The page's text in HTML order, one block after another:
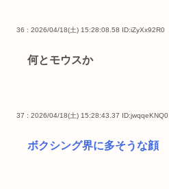
36 : 2026/04/18(土) 15:28:08.58 ID:iZyXx92R0
何とモウスか
37 : 2026/04/18(土) 15:28:43.37 ID:jwqqeKNQ0
ボクシング界に多そうな顔